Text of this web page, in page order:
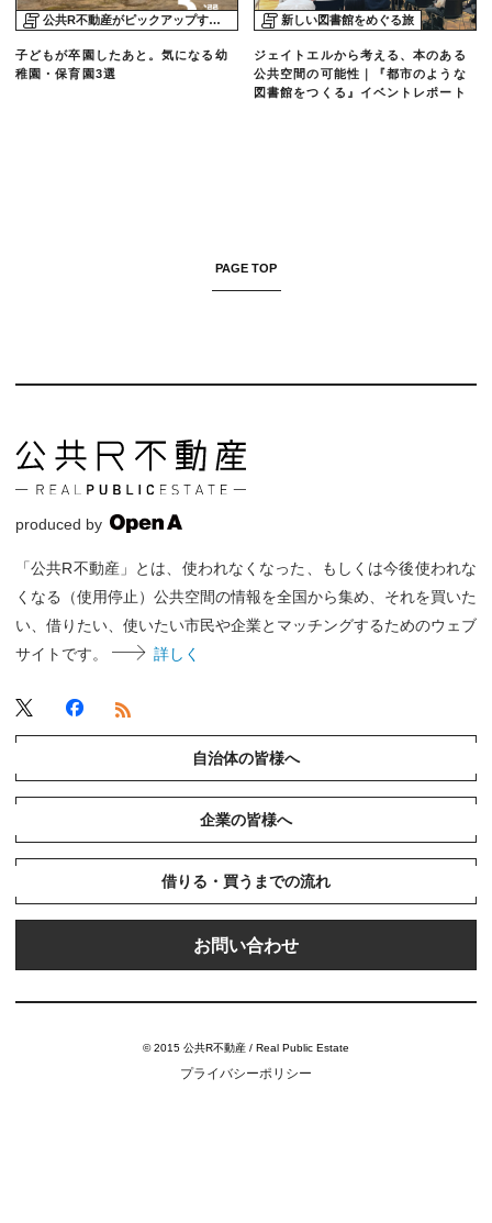
公共R不動産がピックアップする物件
子どもが卒園したあと。気になる幼
稚園・保育園3選
新しい図書館をめぐる旅
ジェイトエルから考える、本のある
公共空間の可能性｜『都市のような
図書館をつくる』イベントレポート
PAGE TOP
produced by
「公共R不動産」とは、使われなくなった、もしくは今後使われな
くなる（使用停止）公共空間の情報を全国から集め、それを買いた
い、借りたい、使いたい市民や企業とマッチングするためのウェブ
サイトです。
詳しく
自治体の皆様へ
企業の皆様へ
借りる・買うまでの流れ
お問い合わせ
© 2015 公共R不動産 / Real Public Estate
プライバシーポリシー